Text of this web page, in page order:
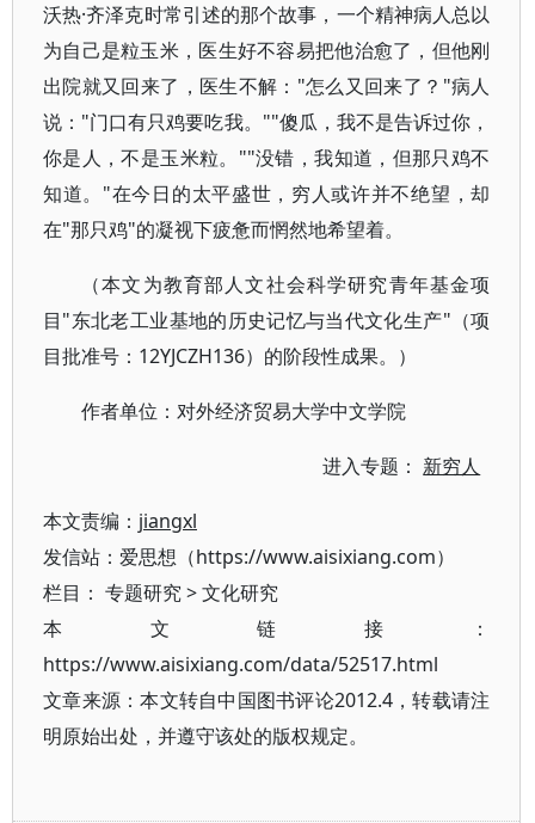
沃热·齐泽克时常引述的那个故事，一个精神病人总以
为自己是粒玉米，医生好不容易把他治愈了，但他刚
出院就又回来了，医生不解："怎么又回来了？"病人
说："门口有只鸡要吃我。""傻瓜，我不是告诉过你，
你是人，不是玉米粒。""没错，我知道，但那只鸡不
知道。"在今日的太平盛世，穷人或许并不绝望，却
在"那只鸡"的凝视下疲惫而惘然地希望着。
（本文为教育部人文社会科学研究青年基金项
目"东北老工业基地的历史记忆与当代文化生产"（项
目批准号：12YJCZH136）的阶段性成果。）
作者单位：对外经济贸易大学中文学院
进入专题： 新穷人
本文责编： jiangxl
发信站：爱思想（https://www.aisixiang.com）
栏目： 专题研究>文化研究
本文链接：
https://www.aisixiang.com/data/52517.html
文章来源：本文转自中国图书评论2012.4，转载请注
明原始出处，并遵守该处的版权规定。